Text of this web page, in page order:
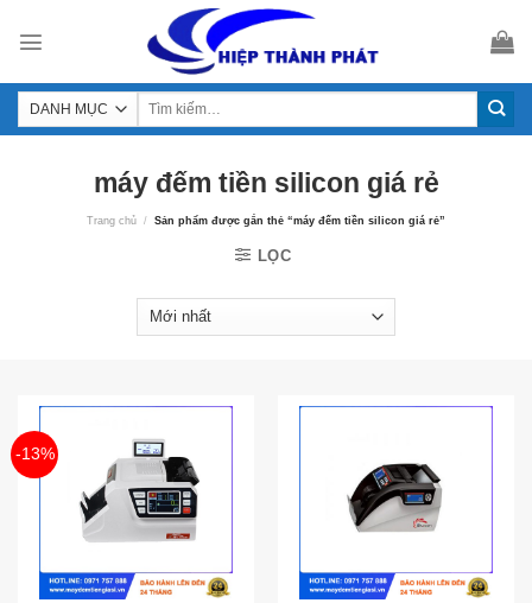
máy đếm tiền silicon giá rẻ
Trang chủ / Sản phẩm được gắn thẻ “máy đếm tiền silicon giá rẻ”
LỌC
-13%